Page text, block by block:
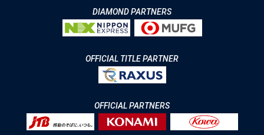
DIAMOND PARTNERS
OFFICIAL TITLE PARTNER
OFFICIAL PARTNERS